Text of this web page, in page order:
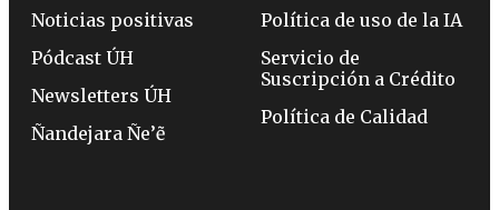
Noticias positivas
Pódcast ÚH
Newsletters ÚH
Ñandejara Ñe’ẽ
Política de uso de la IA
Servicio de
Suscripción a Crédito
Política de Calidad